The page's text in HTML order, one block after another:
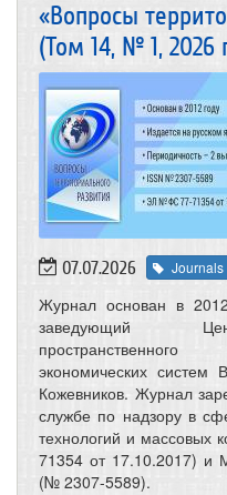
«Вопросы
(Том 14, № 1, 2026
07.07.2026 Journals
Журнал основан в
заведующий
экономических
Кожевников. Журнал
службе по надзору в
технологий и
71354 от 17.10.2017) и
(№ 2307-5589).